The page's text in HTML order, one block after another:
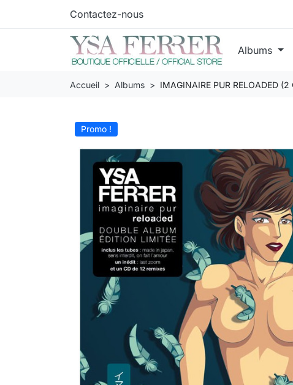
Contactez-nous
Albums
Accueil Albums IMAGINAIRE PUR RELOADED (2
Promo !